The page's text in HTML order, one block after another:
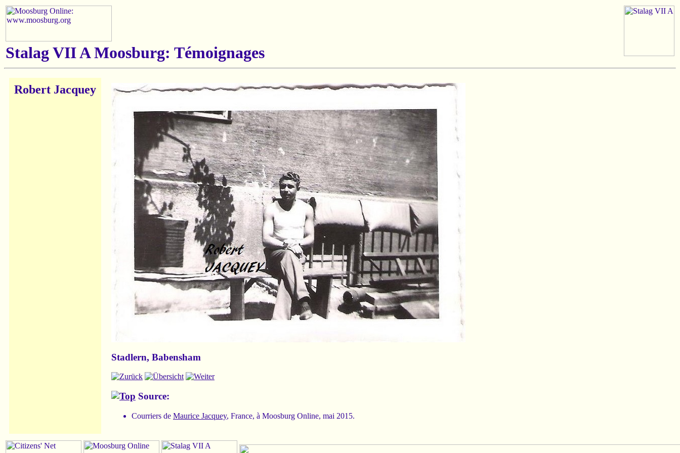
Stalag VII A Moosburg: Témoignages
Robert Jacquey
Stadlern, Babensham
Source:
Courriers de Maurice Jacquey, France, à Moosburg Online, mai 2015.